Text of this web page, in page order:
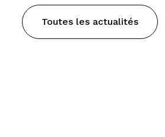
Toutes les actualités